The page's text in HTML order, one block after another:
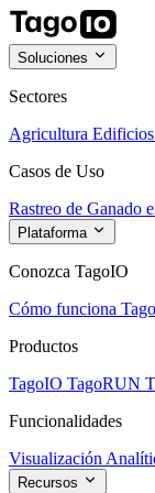
Soluciones
Sectores
Agricultura Edificios
Casos de Uso
Rastreo de Ganado
Plataforma
Conozca TagoIO
Cómo funciona
Productos
TagoIO TagoRUN
Funcionalidades
Visualización
Recursos